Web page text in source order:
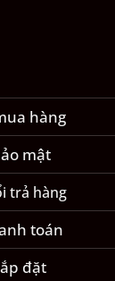
hàng
mật
trả hàng
toán
đặt